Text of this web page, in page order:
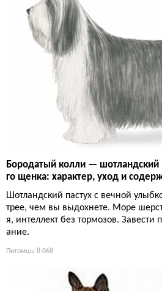
Бородатый колли — шотландский
го щенка: характер, уход и
Шотландский пастух с вечной
трее, чем вы выдохнете. Море
я, интеллект без тормозов. Завести
ание.
Питомцы 8 068